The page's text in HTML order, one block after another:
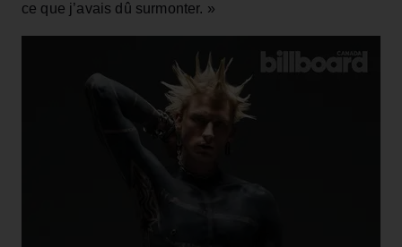
ce que j’avais dû surmonter. »